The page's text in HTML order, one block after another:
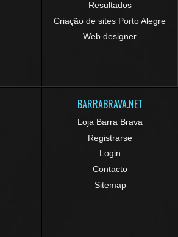
Resultados
Criação de sites Porto Alegre
Web designer
BARRABRAVA.NET
Loja Barra Brava
Registrarse
Login
Contacto
Sitemap